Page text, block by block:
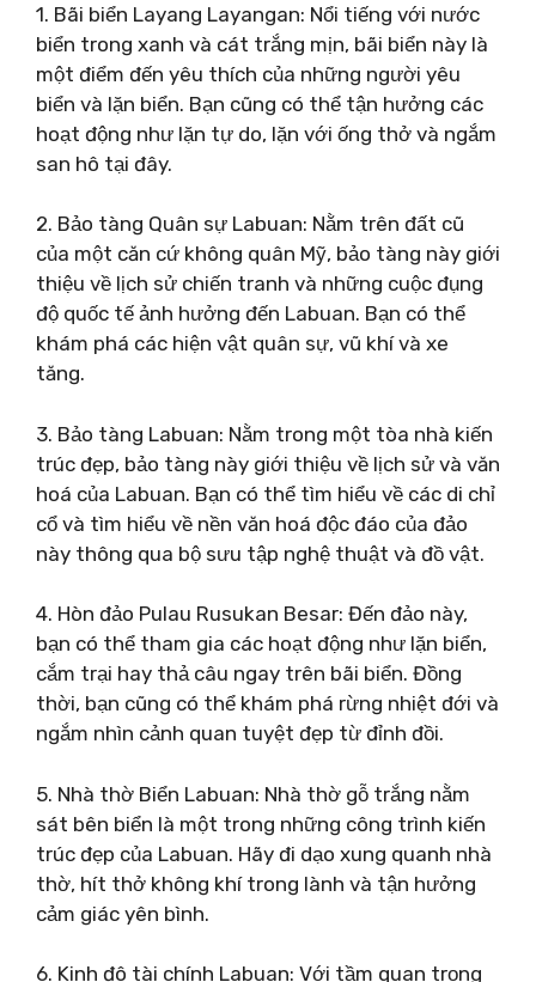
1. Bãi biển Layang Layangan: Nổi tiếng với nước
biển trong xanh và cát trắng mịn, bãi biển này là
một điểm đến yêu thích của những người yêu
biển và lặn biển. Bạn cũng có thể tận hưởng các
hoạt động như lặn tự do, lặn với ống thở và ngắm
san hô tại đây.
2. Bảo tàng Quân sự Labuan: Nằm trên đất cũ
của một căn cứ không quân Mỹ, bảo tàng này giới
thiệu về lịch sử chiến tranh và những cuộc đụng
độ quốc tế ảnh hưởng đến Labuan. Bạn có thể
khám phá các hiện vật quân sự, vũ khí và xe
tăng.
3. Bảo tàng Labuan: Nằm trong một tòa nhà kiến
trúc đẹp, bảo tàng này giới thiệu về lịch sử và văn
hoá của Labuan. Bạn có thể tìm hiểu về các di chỉ
cổ và tìm hiểu về nền văn hoá độc đáo của đảo
này thông qua bộ sưu tập nghệ thuật và đồ vật.
4. Hòn đảo Pulau Rusukan Besar: Đến đảo này,
bạn có thể tham gia các hoạt động như lặn biển,
cắm trại hay thả câu ngay trên bãi biển. Đồng
thời, bạn cũng có thể khám phá rừng nhiệt đới và
ngắm nhìn cảnh quan tuyệt đẹp từ đỉnh đồi.
5. Nhà thờ Biển Labuan: Nhà thờ gỗ trắng nằm
sát bên biển là một trong những công trình kiến
trúc đẹp của Labuan. Hãy đi dạo xung quanh nhà
thờ, hít thở không khí trong lành và tận hưởng
cảm giác yên bình.
6. Kinh đô tài chính Labuan: Với tầm quan trọng